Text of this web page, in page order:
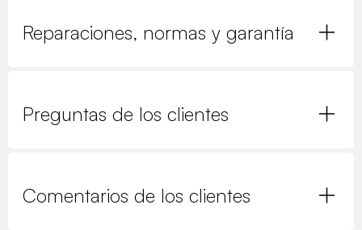
Reparaciones, normas y garantía
Preguntas de los clientes
Comentarios de los clientes